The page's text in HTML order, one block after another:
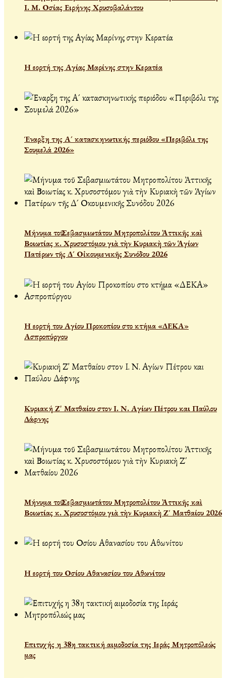
Ι. Μ. Οσίας Ειρήνης Χρυσοβαλάντου
Η εορτή της Αγίας Μαρίνης στην Κερατέα
Έναρξη της Α´ κατασκηνωτικής περιόδου «Περιβόλι της
Σουμελά 2026»
Μήνυμα τοῦ Σεβασμιωτάτου Μητροπολίτου Ἀττικῆς καὶ
Βοιωτίας κ. Χρυσοστόμου γιὰ τὴν Κυριακὴ τῶν Ἁγίων
Πατέρων τῆς Δ´ Οἰκουμενικῆς Συνόδου 2026
Η εορτή του Αγίου Προκοπίου στο κτήμα «ΔΕΚΑ»
Ασπροπύργου
Κυριακή Ζ' Ματθαίου στον Ι. Ν. Αγίων Πέτρου και Παύλου
Δάφνης
Μήνυμα τοῦ Σεβασμιωτάτου Μητροπολίτου Ἀττικῆς καὶ
Βοιωτίας κ. Χρυσοστόμου γιὰ τὴν Κυριακὴ Ζ΄ Ματθαίου 2026
Η εορτή του Οσίου Αθανασίου του Αθωνίτου
Επιτυχής η 38η τακτική αιμοδοσία της Ιεράς Μητροπόλεώς
μας